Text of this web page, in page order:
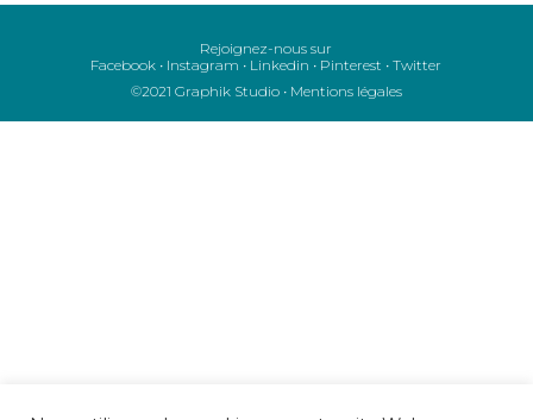
Rejoignez-nous sur
Facebook • Instagram • Linkedin • Pinterest •Twitter
©2021 Graphik Studio • Mentions légales